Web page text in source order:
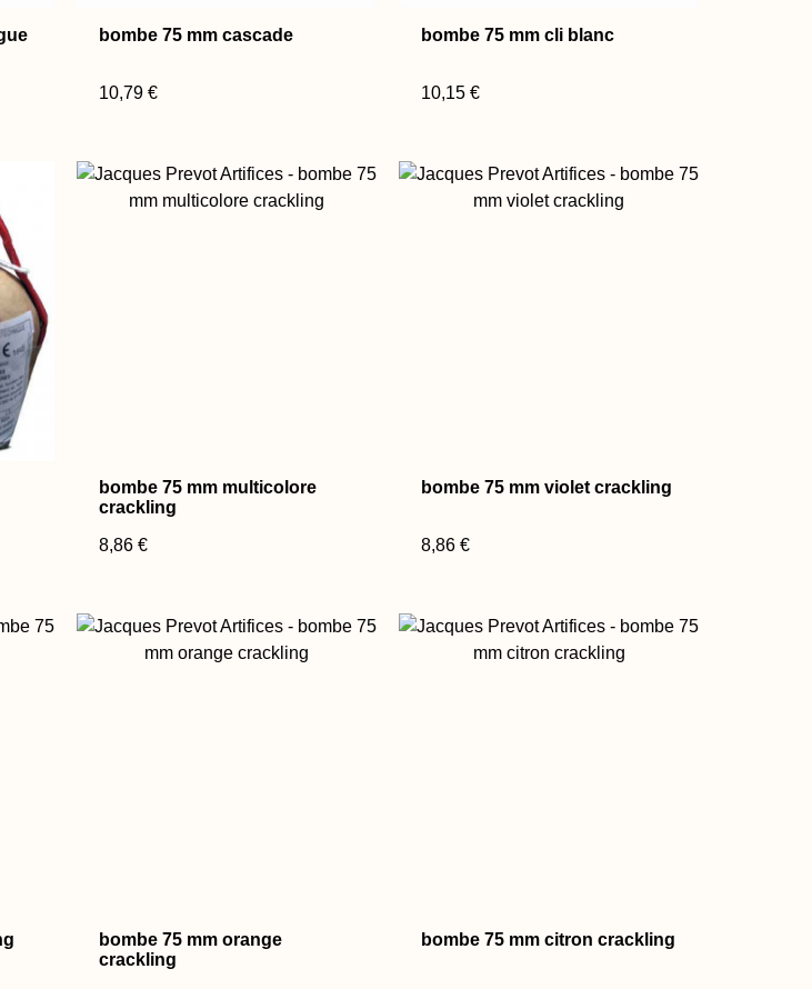
bombe 75 mm cascade
10,79 €
bombe 75 mm cli blanc
10,15 €
bombe 75 mm multicolore
crackling
8,86 €
bombe 75 mm violet crackling
8,86 €
bombe 75 mm orange
crackling
bombe 75 mm citron crackling